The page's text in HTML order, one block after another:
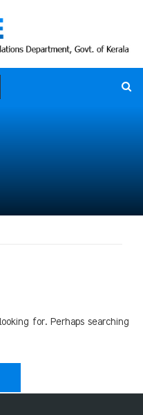
for. Perhaps searching